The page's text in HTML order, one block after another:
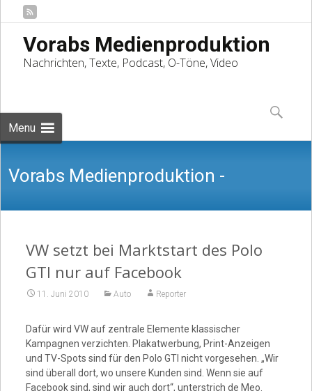
Vorabs Medienproduktion
Nachrichten, Texte, Podcast, O-Töne, Video
Menu
to
content
Suchen
nach:
Vorabs Medienproduktion -
Nachrichten, Texte, Podcast, O-Töne,
VW setzt bei Marktstart des Polo
GTI nur auf Facebook
11. Juni 2010 Auto Reporter
Dafür wird VW auf zentrale Elemente klassischer
Kampagnen verzichten. Plakatwerbung, Print-Anzeigen
und TV-Spots sind für den Polo GTI nicht vorgesehen. „Wir
sind überall dort, wo unsere Kunden sind. Wenn sie auf
Facebook sind, sind wir auch dort“, unterstrich de Meo.